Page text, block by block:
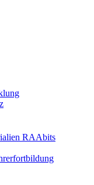
RAAbits